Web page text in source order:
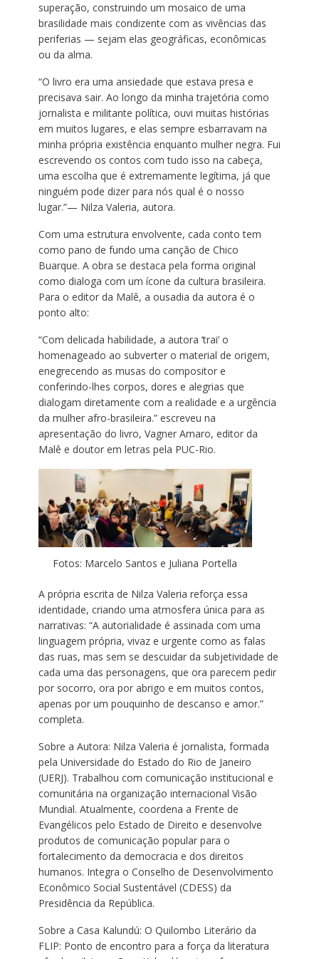
superação, construindo um mosaico de uma
brasilidade mais condizente com as vivências das
periferias — sejam elas geográficas, econômicas
ou da alma.
“O livro era uma ansiedade que estava presa e
precisava sair. Ao longo da minha trajetória como
jornalista e militante política, ouvi muitas histórias
em muitos lugares, e elas sempre esbarravam na
minha própria existência enquanto mulher negra. Fui
escrevendo os contos com tudo isso na cabeça,
uma escolha que é extremamente legítima, já que
ninguém pode dizer para nós qual é o nosso
lugar.”— Nilza Valeria, autora.
Com uma estrutura envolvente, cada conto tem
como pano de fundo uma canção de Chico
Buarque. A obra se destaca pela forma original
como dialoga com um ícone da cultura brasileira.
Para o editor da Malê, a ousadia da autora é o
ponto alto:
“Com delicada habilidade, a autora ‘trai’ o
homenageado ao subverter o material de origem,
enegrecendo as musas do compositor e
conferindo-lhes corpos, dores e alegrias que
dialogam diretamente com a realidade e a urgência
da mulher afro-brasileira.” escreveu na
apresentação do livro, Vagner Amaro, editor da
Malê e doutor em letras pela PUC-Rio.
Fotos: Marcelo Santos e Juliana Portella
A própria escrita de Nilza Valeria reforça essa
identidade, criando uma atmosfera única para as
narrativas: “A autorialidade é assinada com uma
linguagem própria, vivaz e urgente como as falas
das ruas, mas sem se descuidar da subjetividade de
cada uma das personagens, que ora parecem pedir
por socorro, ora por abrigo e em muitos contos,
apenas por um pouquinho de descanso e amor.”
completa.
Sobre a Autora: Nilza Valeria é jornalista, formada
pela Universidade do Estado do Rio de Janeiro
(UERJ). Trabalhou com comunicação institucional e
comunitária na organização internacional Visão
Mundial. Atualmente, coordena a Frente de
Evangélicos pelo Estado de Direito e desenvolve
produtos de comunicação popular para o
fortalecimento da democracia e dos direitos
humanos. Integra o Conselho de Desenvolvimento
Econômico Social Sustentável (CDESS) da
Presidência da República.
Sobre a Casa Kalundú: O Quilombo Literário da
FLIP: Ponto de encontro para a força da literatura